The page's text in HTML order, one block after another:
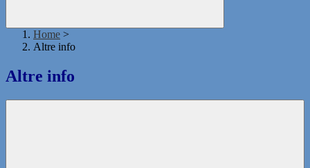
Home >
Altre info
Altre info